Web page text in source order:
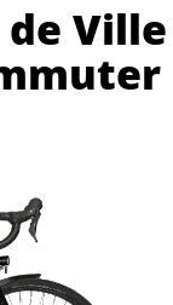
Ville